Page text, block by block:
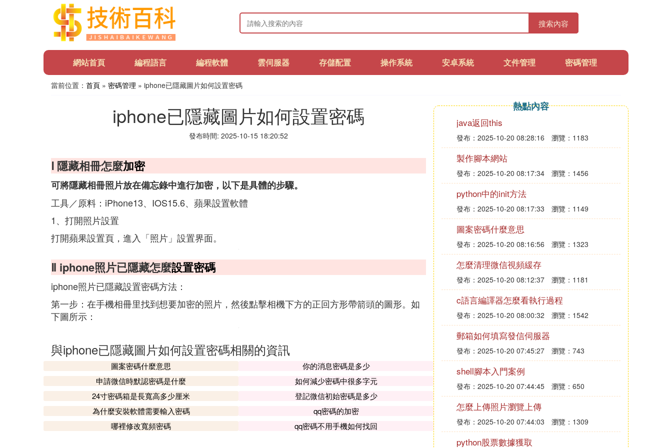
搜索內容
網站首頁 編程語言 編程軟體 雲伺服器 存儲配置 操作系統 安卓系統 文件管理 密碼管理
當前位置： 首頁 » 密碼管理 » iphone已隱藏圖片如何設置密碼
iphone已隱藏圖片如何設置密碼
發布時間: 2025-10-15 18:20:52
Ⅰ 隱藏相冊怎麼加密
可將隱藏相冊照片放在備忘錄中進行加密，以下是具體的步驟。
工具／原料：iPhone13、IOS15.6、蘋果設置軟體
1、打開照片設置
打開蘋果設置頁，進入「照片」設置界面。
Ⅱ iphone照片已隱藏怎麼設置密碼
iphone照片已隱藏設置密碼方法：
第一步：在手機相冊里找到想要加密的照片，然後點擊相機下方的正回方形帶箭頭的圖形。如
下圖所示：
與iphone已隱藏圖片如何設置密碼相關的資訊
圖案密碼什麼意思
你的消息密碼是多少
申請微信時默認密碼是什麼
如何減少密碼中很多字元
24寸密碼箱是長寬高多少厘米
登記微信初始密碼是多少
為什麼安裝軟體需要輸入密碼
qq密碼的加密
哪裡修改寬頻密碼
qq密碼不用手機如何找回
熱點內容
java返回this
發布：2025-10-20 08:28:16 瀏覽：1183
製作腳本網站
發布：2025-10-20 08:17:34 瀏覽：1456
python中的init方法
發布：2025-10-20 08:17:33 瀏覽：1149
圖案密碼什麼意思
發布：2025-10-20 08:16:56 瀏覽：1323
怎麼清理微信視頻緩存
發布：2025-10-20 08:12:37 瀏覽：1181
c語言編譯器怎麼看執行過程
發布：2025-10-20 08:00:32 瀏覽：1542
郵箱如何填寫發信伺服器
發布：2025-10-20 07:45:27 瀏覽：743
shell腳本入門案例
發布：2025-10-20 07:44:45 瀏覽：650
怎麼上傳照片瀏覽上傳
發布：2025-10-20 07:44:03 瀏覽：1309
python股票數據獲取